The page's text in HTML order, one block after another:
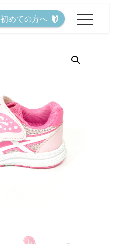
初めての方へ